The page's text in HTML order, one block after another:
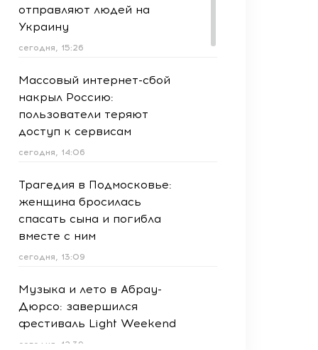
отправляют людей на
Украину
сегодня, 15:26
Массовый интернет-сбой
накрыл Россию:
пользователи теряют
доступ к сервисам
сегодня, 14:06
Трагедия в Подмосковье:
женщина бросилась
спасать сына и погибла
вместе с ним
сегодня, 13:09
Музыка и лето в Абрау-
Дюрсо: завершился
фестиваль Light Weekend
сегодня, 12:39